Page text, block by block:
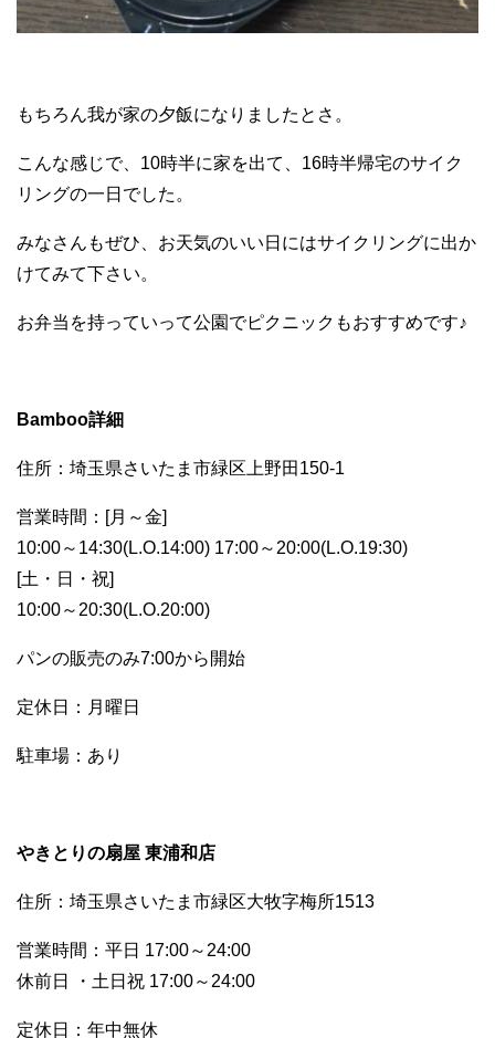
もちろん我が家の夕飯になりましたとさ。
こんな感じで、10時半に家を出て、16時半帰宅のサイク
リングの一日でした。
みなさんもぜひ、お天気のいい日にはサイクリングに出か
けてみて下さい。
お弁当を持っていって公園でピクニックもおすすめです♪
Bamboo詳細
住所：埼玉県さいたま市緑区上野田150-1
営業時間：[月～金]
10:00～14:30(L.O.14:00) 17:00～20:00(L.O.19:30)
[土・日・祝]
10:00～20:30(L.O.20:00)
パンの販売のみ7:00から開始
定休日：月曜日
駐車場：あり
やきとりの扇屋 東浦和店
住所：埼玉県さいたま市緑区大牧字梅所1513
営業時間：平日 17:00～24:00
休前日 ・土日祝 17:00～24:00
定休日：年中無休